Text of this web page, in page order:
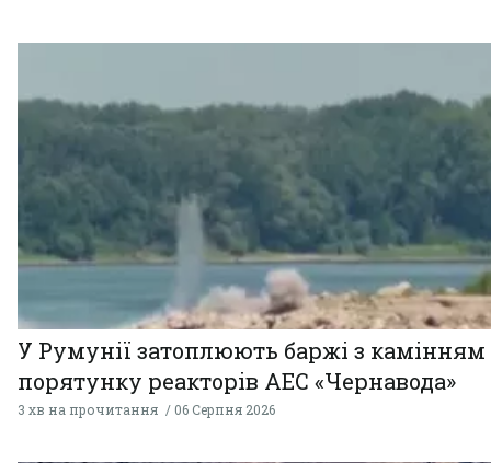
У Румунії затоплюють баржі з
порятунку реакторів АЕС «Чернавода»
3 хв на прочитання 06 Серпня 2026